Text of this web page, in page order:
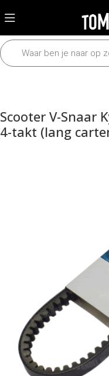
Home Universeel
Scooter V-Snaar
4-takt (lang